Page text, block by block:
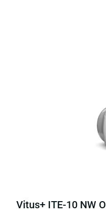
Vitus+ ITE-10 NW O